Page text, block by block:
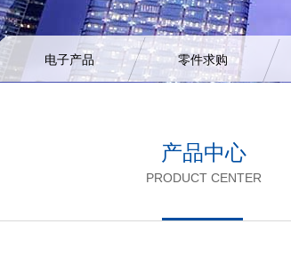
零件求购
电子产品
产品中心
PRODUCT CENTER